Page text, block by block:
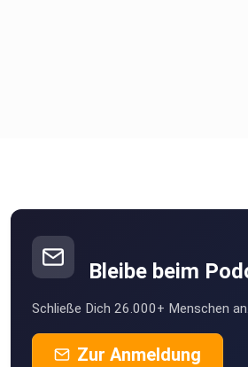
Zwei neue Kater als ganz
Bleibe beim
Schließe Dich 26.000+ Menschen
Zur Anmeldung